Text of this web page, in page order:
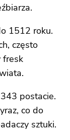
1512 roku.
często
fresk
postacie.
co do
sztuki.